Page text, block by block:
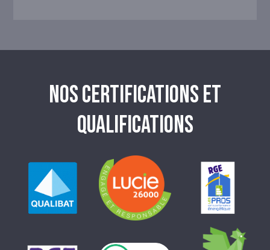
NOS CERTIFICATIONS ET
QUALIFICATIONS